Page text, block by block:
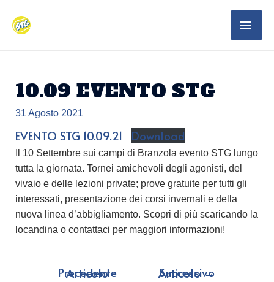
10.09 EVENTO STG
31 Agosto 2021
EVENTO STG 10.09.21 Download
Il 10 Settembre sui campi di Branzola evento STG lungo
tutta la giornata. Tornei amichevoli degli agonisti, del
vivaio e delle lezioni private; prove gratuite per tutti gli
interessati, presentazione dei corsi invernali e della
nuova linea d’abbigliamento. Scopri di più scaricando la
locandina o contattaci per maggiori informazioni!
←
Precedente Articolo Successivo Articolo→